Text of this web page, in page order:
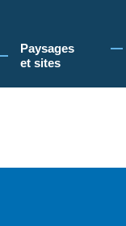
de cookies pour
Paysages
et sites